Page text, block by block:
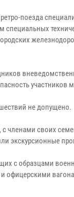
ретро-поезда
специальных
участников
не допущено.
своих
экскурсионные
с образцами
офицерскими